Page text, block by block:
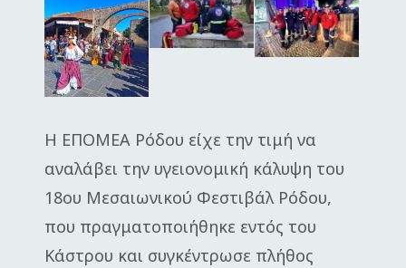
Η ΕΠΟΜΕΑ Ρόδου είχε την τιμή να
αναλάβει την υγειονομική κάλυψη του
18ου Μεσαιωνικού Φεστιβάλ Ρόδου,
που πραγματοποιήθηκε εντός του
Κάστρου και συγκέντρωσε πλήθος